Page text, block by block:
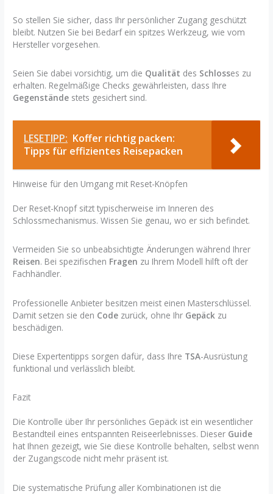
So stellen Sie sicher, dass Ihr persönlicher Zugang geschützt
bleibt. Nutzen Sie bei Bedarf ein spitzes Werkzeug, wie vom
Hersteller vorgesehen.
Seien Sie dabei vorsichtig, um die Qualität des Schlosses zu
erhalten. Regelmäßige Checks gewährleisten, dass Ihre
Gegenstände stets gesichert sind.
LESETIPP: Koffer richtig packen:
Tipps für effizientes Reisepacken
Hinweise für den Umgang mit Reset-Knöpfen
Der Reset-Knopf sitzt typischerweise im Inneren des
Schlossmechanismus. Wissen Sie genau, wo er sich befindet.
Vermeiden Sie so unbeabsichtigte Änderungen während Ihrer
Reisen. Bei spezifischen Fragen zu Ihrem Modell hilft oft der
Fachhändler.
Professionelle Anbieter besitzen meist einen Masterschlüssel.
Damit setzen sie den Code zurück, ohne Ihr Gepäck zu
beschädigen.
Diese Expertentipps sorgen dafür, dass Ihre TSA-Ausrüstung
funktional und verlässlich bleibt.
Fazit
Die Kontrolle über Ihr persönliches Gepäck ist ein wesentlicher
Bestandteil eines entspannten Reiseerlebnisses. Dieser Guide
hat Ihnen gezeigt, wie Sie diese Kontrolle behalten, selbst wenn
der Zugangscode nicht mehr präsent ist.
Die systematische Prüfung aller Kombinationen ist die